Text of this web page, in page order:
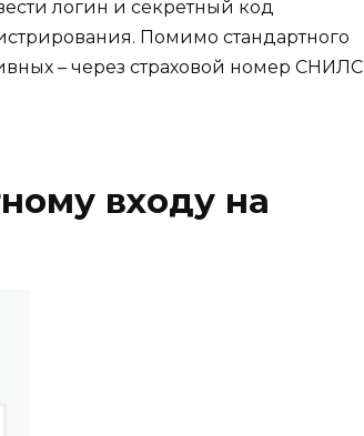
логин и секретный код
Помимо стандартного
– через страховой номер СНИЛС
входу на